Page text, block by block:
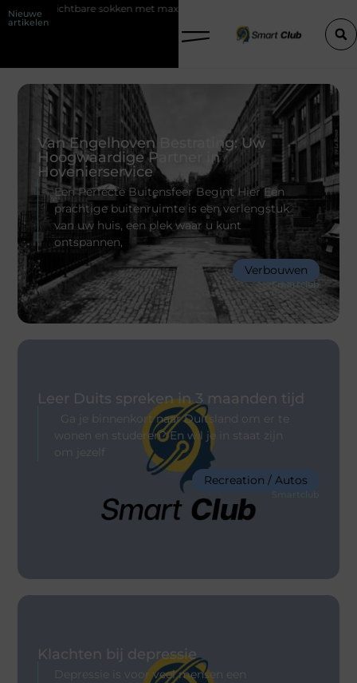
Nieuwe
artikelen
met maximaal comfort Fysio Bleiswijk: professionele
Van Engelhoven Bestrating: Uw
Hoogwaardige Partner in
Hovenierservice
Een Perfecte Buitensfeer Begint Hier Een
prachtige buitenruimte is een verlengstuk
van uw huis, een plek waar u kunt
ontspannen,
Verbouwen
Smartclub
Leer Duits spreken in 3 maanden tijd
Ga je binnenkort naar Duitsland om er te
wonen en studeren? En wil je in staat zijn
om jezelf
Recreation / Autos
Klachten bij depressie
Depressie is voor veel mensen een